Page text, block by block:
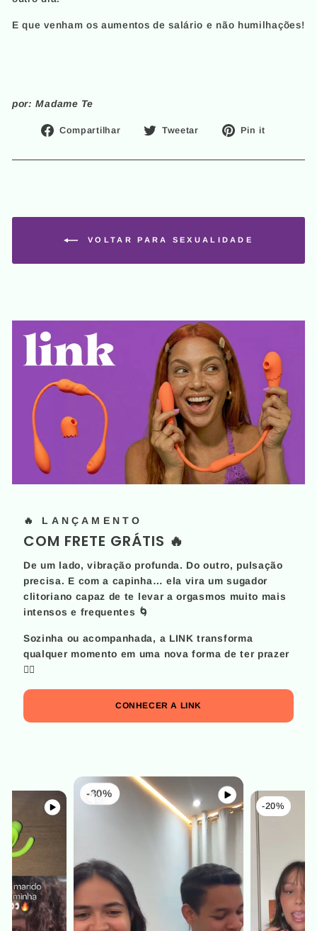
E que venham os aumentos de salário e não humilhações!
por: Madame Te
Compartilhar
Compartilhe
Facebook
Tweetar
Tuite
Twitter
Pin it
VOLTAR PARA SEXUALIDADE
🔥 LANÇAMENTO
COM FRETE GRÁTIS 🔥
De um lado, vibração profunda. Do outro, pulsação
precisa. E com a capinha… ela vira um sugador
clitoriano capaz de te levar a orgasmos muito mais
intensos e frequentes 🌀
Sozinha ou acompanhada, a LINK transforma
qualquer momento em uma nova forma de ter prazer
😮‍💨
CONHECER A LINK